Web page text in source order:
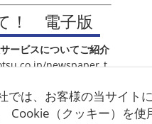
では、お客様の当サイト
Cookie（クッキー）を使
！ 電子版
ービスについてご紹介
newspaper_t